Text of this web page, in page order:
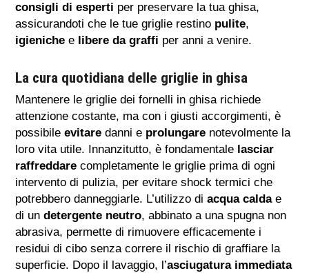
consigli di esperti per preservare la tua ghisa,
assicurandoti che le tue griglie restino pulite,
igieniche e libere da graffi per anni a venire.
La cura quotidiana delle griglie in ghisa
Mantenere le griglie dei fornelli in ghisa richiede
attenzione costante, ma con i giusti accorgimenti, è
possibileevitare danni e prolungare notevolmente la
loro vita utile. Innanzitutto, è fondamentale lasciar
raffreddare completamente le griglie prima di ogni
intervento di pulizia, per evitare shock termici che
potrebbero danneggiarle. L’utilizzo diacqua caldae
di undetergente neutro, abbinato a una spugna non
abrasiva, permette di rimuovere efficacemente i
residui di cibo senza correre il rischio di graffiare la
superficie. Dopo il lavaggio, l’asciugatura immediata